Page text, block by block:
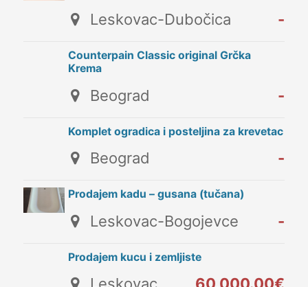
Leskovac-Dubočica -
Counterpain Classic original Grčka
Krema
Beograd -
Komplet ogradica i posteljina za krevetac
Beograd -
Prodajem kadu – gusana (tučana)
Leskovac-Bogojevce -
Prodajem kucu i zemljiste